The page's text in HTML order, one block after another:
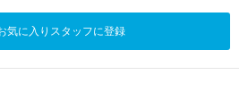
気に入りスタッフに登録